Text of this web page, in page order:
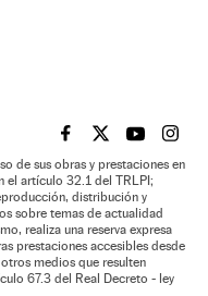
EL PAÍS BRASIL EN
EL PAÍSEL PAÍS
EL
de sus obras y prestaciones en
el artículo 32.1 del TRLPI;
distribución y
sobre temas de actualidad
realiza una reserva expresa
prestaciones accesibles desde
medios que resulten
67.3 del Real Decreto - ley